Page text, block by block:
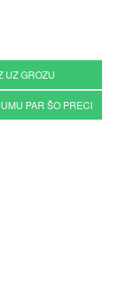
UZ GROZU
PAR ŠO PRECI